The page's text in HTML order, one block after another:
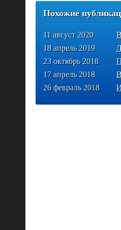
Похожие
11 август 2020
18 апрель 2019
23 октябрь 2018
17 апрель 2018
26 февраль 2018